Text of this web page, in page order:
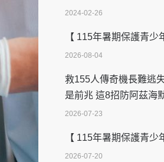
2024-02-26
【 115年暑期保護青
2026-08-04
救155人傳奇機長難逃
是前兆 這8招防阿茲海
2026-07-23
【 115年暑期保護青
2026-07-20